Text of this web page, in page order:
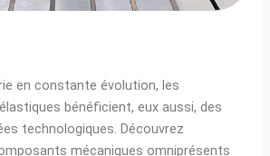
en constante évolution, les
bénéficient, eux aussi, des
technologiques. Découvrez
mécaniques omniprésents